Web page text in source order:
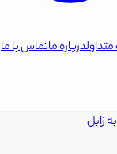
درباره ماتماس با ما
زابل